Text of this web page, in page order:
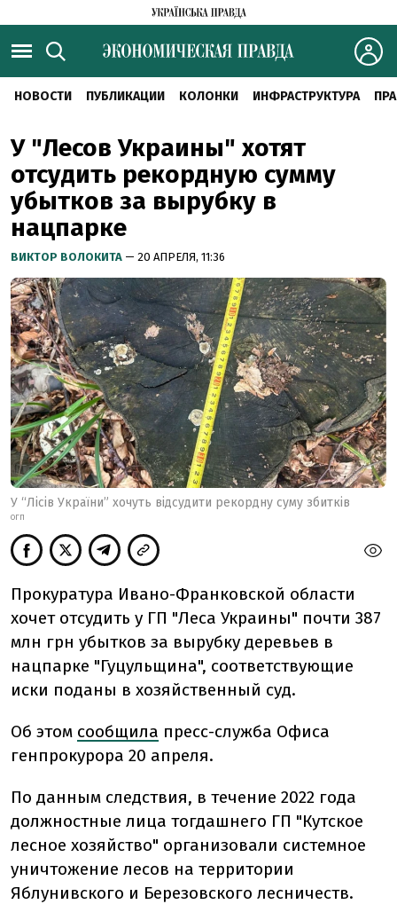
НОВОСТИ ПУБЛИКАЦИИ КОЛОНКИ ИНФРАСТРУКТУРА
У "Лесов Украины" хотят
отсудить рекордную сумму
убытков за вырубку в
нацпарке
ВИКТОР ВОЛОКИТА — 20 АПРЕЛЯ, 11:36
У “Лісів України” хочуть відсудити рекордну суму збитків
ОГП
Прокуратура Ивано-Франковской области
хочет отсудить у ГП "Леса Украины" почти 387
млн грн убытков за вырубку деревьев в
нацпарке "Гуцульщина", соответствующие
иски поданы в хозяйственный суд.
Об этом сообщила пресс-служба Офиса
генпрокурора 20 апреля.
По данным следствия, в течение 2022 года
должностные лица тогдашнего ГП "Кутское
лесное хозяйство" организовали системное
уничтожение лесов на территории
Яблунивского и Березовского лесничеств.